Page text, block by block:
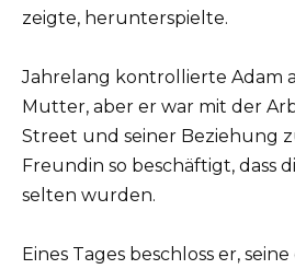
zeigte, herunterspielte.
Jahrelang kontrollierte Adam
Mutter, aber er war mit der
Street und seiner Beziehung
Freundin so beschäftigt, dass
selten wurden.
Eines Tages beschloss er,